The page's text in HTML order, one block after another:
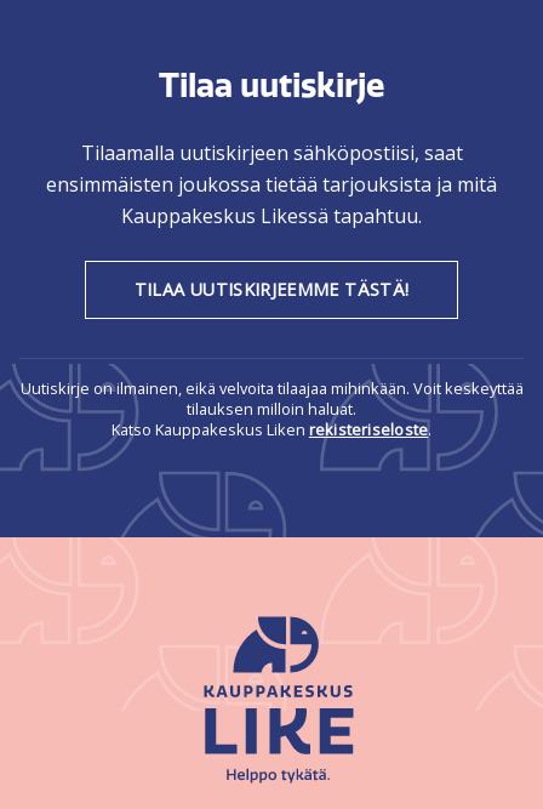
Tilaa uutiskirje
Tilaamalla uutiskirjeen sähköpostiisi, saat
ensimmäisten joukossa tietää tarjouksista ja mitä
Kauppakeskus Likessä tapahtuu.
TILAA UUTISKIRJEEMME TÄSTÄ!
Uutiskirje on ilmainen, eikä velvoita tilaajaa mihinkään. Voit keskeyttää
tilauksen milloin haluat.
Katso Kauppakeskus Liken rekisteriseloste.